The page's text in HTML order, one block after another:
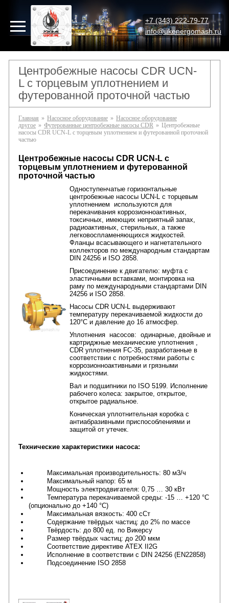
+7 (343) 222-79-77
info@ukenergomash.ru
Центробежные насосы CDR UCN-
L с торцевым уплотнением и
футерованной проточной частью
Главная » Насосное оборудование » Насосное оборудование
другое » Футерованные центробежные насосы CDR » Центробежные
насосы CDR UCN-L с торцевым уплотнением и футерованной проточной
частью
Центробежные насосы CDR UCN-L с
торцевым уплотнением и футерованной
проточной частью
Одноступенчатые горизонтальные
центробежные насосы UCN-L с торцевым
уплотнением используются для
перекачивания коррозионноактивных,
токсичных, имеющих неприятный запах,
радиоактивных, стерильных, а также
легковоспламеняющихся жидкостей.
Фланцы всасывающего и нагнетательного
коллекторов по международным стандартам
DIN 24256 и ISO 2858.
Присоединение к двигателю: муфта с
эластичными вставками, монтировка на
раму по международными стандартами DIN
24256 и ISO 2858.
Насосы CDR UCN-L выдерживают
температуру перекачиваемой жидкости до
120°C и давление до 16 атмосфер.
Уплотнения насосов: одинарные, двойные и
картриджные механические уплотнения ,
CDR уплотнения FC-35, разработанные в
соответствии с потребностями работы с
коррозионноактивными и грязными
жидкостями.
Вал и подшипники по ISO 5199. Исполнение
рабочего колеса: закрытое, открытое,
открытое радиальное.
Коническая уплотнительная коробка с
антиабразивными приспособлениями и
защитой от утечек.
Технические характеристики насоса:
Максимальная производительность: 80 м3/ч
Максимальный напор: 65 м
Мощность электродвигателя: 0,75 … 30 кВт
Температура перекачиваемой среды: -15 … +120 °C
(опционально до +140 °C)
Максимальная вязкость: 400 сСт
Содержание твëрдых частиц: до 2% по массе
Твëрдость: до 800 ед. по Викерсу
Размер твëрдых частиц: до 200 мкм
Соответствие директиве ATEX II2G
Исполнение в соответствии с DIN 24256 (EN22858)
Подсоединение ISO 2858